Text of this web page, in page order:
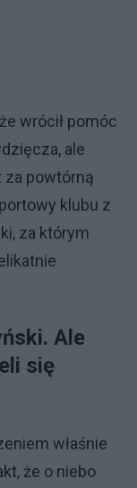
wrócił pomóc
ale
za powtórną
klubu z
za którym
Ale
się
właśnie
że o niebo